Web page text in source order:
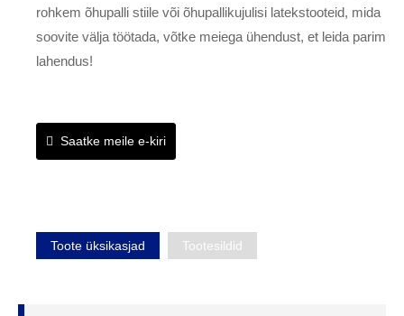
rohkem õhupalli stiile või õhupallikujulisi latekstooteid, mida
soovite välja töötada, võtke meiega ühendust, et leida parim
lahendus!
Saatke meile e-kiri
Toote üksikasjad Tootesildid